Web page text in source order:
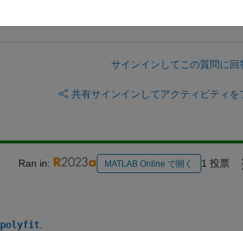
サインインしてこの質問に回
共有サインインしてアクティビティを
Ran in: MATLAB Online で開く 1 投票
polyfit.